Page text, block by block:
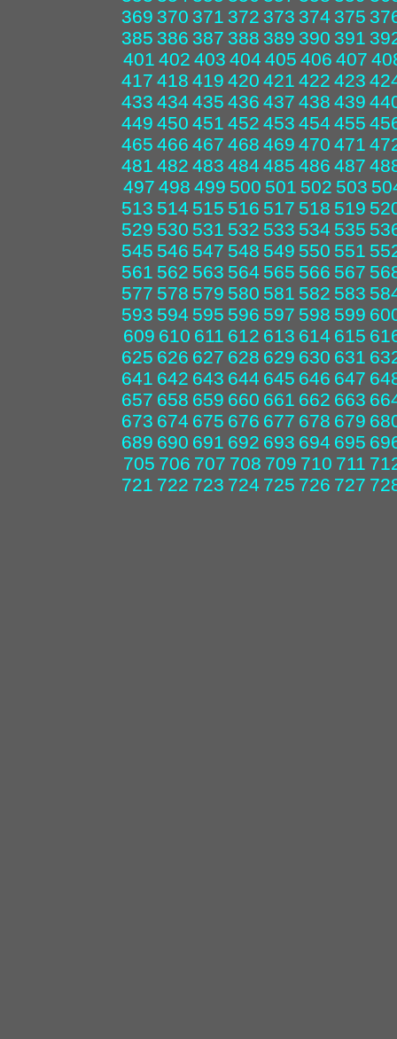
369 370 371 372 373 374 375
385 386 387 388 389 390 391
401 402 403 404 405 406 407
417 418 419 420 421 422 423
433 434 435 436 437 438 439
449 450 451 452 453 454 455
465 466 467 468 469 470 471
481 482 483 484 485 486 487
497 498 499 500 501 502 503
513 514 515 516 517 518 519
529 530 531 532 533 534 535
545 546 547 548 549 550 551
561 562 563 564 565 566 567
577 578 579 580 581 582 583
593 594 595 596 597 598 599
609 610 611 612 613 614 615
625 626 627 628 629 630 631
641 642 643 644 645 646 647
657 658 659 660 661 662 663
673 674 675 676 677 678 679
689 690 691 692 693 694 695
705 706 707 708 709 710 711
721 722 723 724 725 726 727